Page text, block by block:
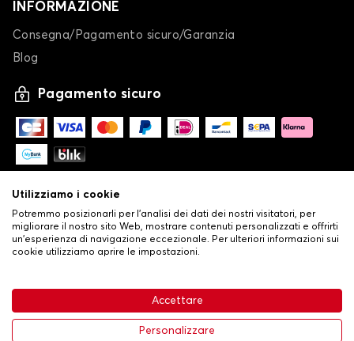
32,53 € Aggiungi al carrello
INFORMAZIONE
Consegna/Pagamento sicuro/Garanzia
Blog
Pagamento sicuro
Condizioni generali di vendita•
Politica sulla privacy e sui cookie•Livraison
Utilizziamo i cookie
Potremmo posizionarli per l'analisi dei dati dei nostri visitatori, per
migliorare il nostro sito Web, mostrare contenuti personalizzati e offrirti
un'esperienza di navigazione eccezionale. Per ulteriori informazioni sui
cookie utilizziamo aprire le impostazioni.
Accettare
Personalizzare